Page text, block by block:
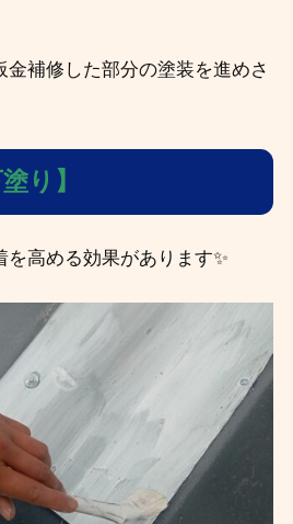
金補修した部分の塗装を進めさ
り】
高める効果があります✨